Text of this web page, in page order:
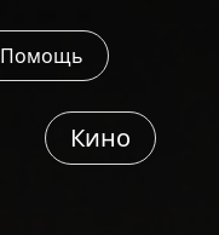
Помощь
Кино